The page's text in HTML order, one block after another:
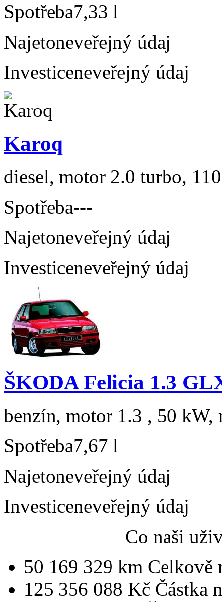
Spotřeba7,33 l
Najetoneveřejný údaj
Investiceneveřejný údaj
Karoq
diesel, motor 2.0 turbo,
Spotřeba---
Najetoneveřejný údaj
Investiceneveřejný údaj
ŠKODA Felicia 1.3
benzín, motor 1.3 , 50 kW,
Spotřeba7,67 l
Najetoneveřejný údaj
Investiceneveřejný údaj
Co naši
50 169 329 km Celkově
125 356 088 Kč Částka